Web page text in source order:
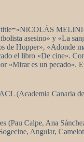
asesino» y «La
de Hopper», «Adonde
el libro «De cine».
«Mirar es un pecado».
(Academia Canaria
(Pau Calpe, Ana
Angular,